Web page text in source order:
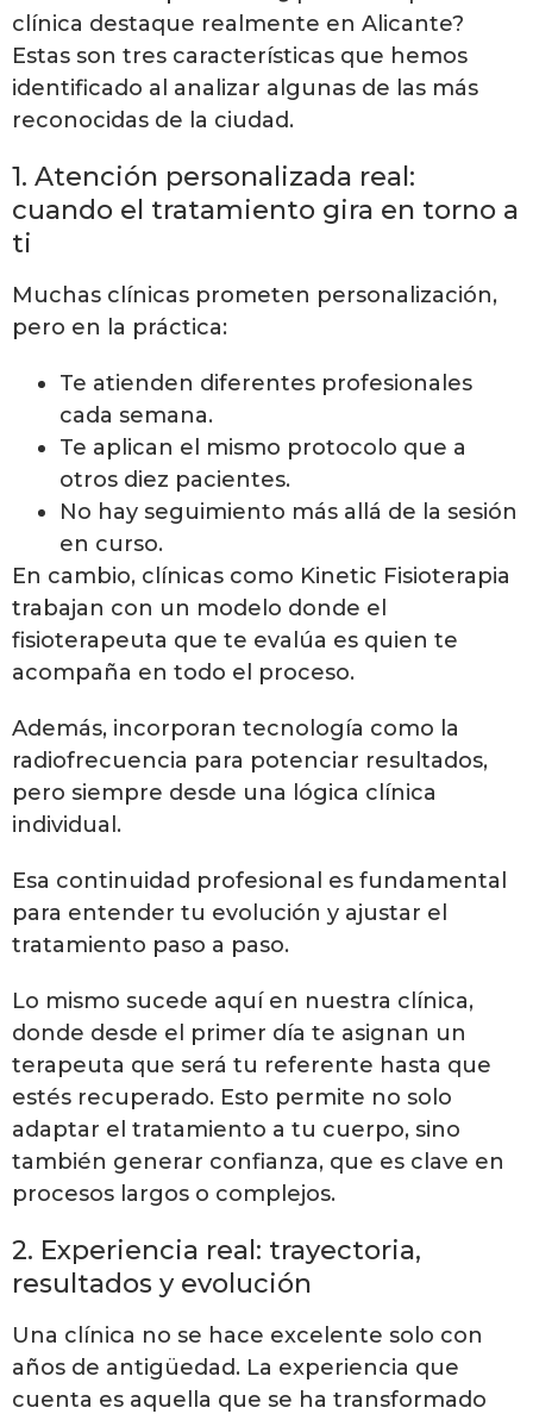
clínica destaque realmente en Alicante?
Estas son tres características que hemos
identificado al analizar algunas de las más
reconocidas de la ciudad.
1. Atención personalizada real:
cuando el tratamiento gira en torno a
ti
Muchas clínicas prometen personalización,
pero en la práctica:
Te atienden diferentes profesionales
cada semana.
Te aplican el mismo protocolo que a
otros diez pacientes.
No hay seguimiento más allá de la sesión
en curso.
En cambio, clínicas como Kinetic Fisioterapia
trabajan con un modelo donde el
fisioterapeuta que te evalúa es quien te
acompaña en todo el proceso.
Además, incorporan tecnología como la
radiofrecuencia para potenciar resultados,
pero siempre desde una lógica clínica
individual.
Esa continuidad profesional es fundamental
para entender tu evolución y ajustar el
tratamiento paso a paso.
Lo mismo sucede aquí en nuestra clínica,
donde desde el primer día te asignan un
terapeuta que será tu referente hasta que
estés recuperado. Esto permite no solo
adaptar el tratamiento a tu cuerpo, sino
también generar confianza, que es clave en
procesos largos o complejos.
2. Experiencia real: trayectoria,
resultados y evolución
Una clínica no se hace excelente solo con
años de antigüedad. La experiencia que
cuenta es aquella que se ha transformado